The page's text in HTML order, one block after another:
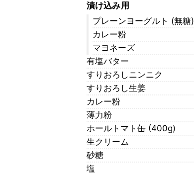
漬け込み用
プレーンヨーグルト (無糖)
カレー粉
マヨネーズ
有塩バター
すりおろしニンニク
すりおろし生姜
カレー粉
薄力粉
ホールトマト缶 (400g)
生クリーム
砂糖
塩